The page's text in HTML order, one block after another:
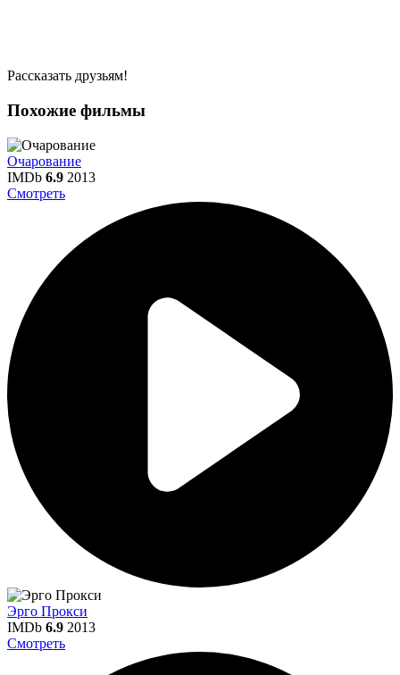
Рассказать друзьям!
Похожие фильмы
Очарование
IMDb 6.9 2013
Смотреть
Эрго Прокси
IMDb 6.9 2013
Смотреть